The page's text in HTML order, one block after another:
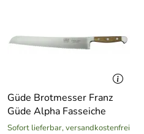
Güde Brotmesser Franz
Güde Alpha Fasseiche
Sofort lieferbar, versandkostenfrei